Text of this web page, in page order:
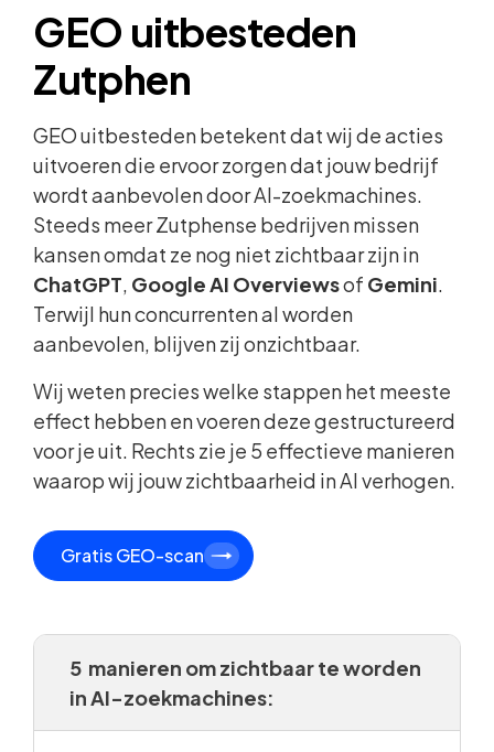
GEO uitbesteden
Zutphen
GEO uitbesteden betekent dat wij de acties
uitvoeren die ervoor zorgen dat jouw bedrijf
wordt aanbevolen door AI-zoekmachines.
Steeds meer Zutphense bedrijven missen
kansen omdat ze nog niet zichtbaar zijn in
ChatGPT, Google AI Overviewsof Gemini.
Terwijl hun concurrenten al worden
aanbevolen, blijven zij onzichtbaar.
Wij weten precies welke stappen het meeste
effect hebben en voeren deze gestructureerd
voor je uit. Rechts zie je 5 effectieve manieren
waarop wij jouw zichtbaarheid in AI verhogen.
Gratis GEO-scan
5 manieren om zichtbaar te worden
in AI-zoekmachines: